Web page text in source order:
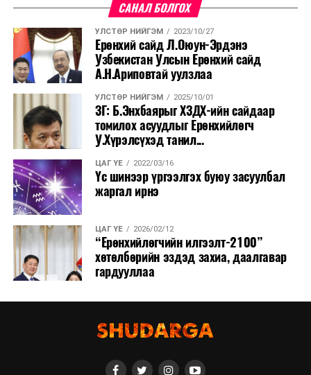
САНАЛ БОЛГОХ
УЛСТӨР НИЙГЭМ 2023/10/27
Ерөнхий cайд Л.Оюун-Эрдэнэ
Узбекистан Улсын Ерөнхий cайд
А.Н.Ариповтай уулзлаа
УЛСТӨР НИЙГЭМ 2025/10/01
ЗГ: Б.Энхбаярыг ХЗДХ-ийн сайдаар
томилох асуудлыг Ерөнхийлөгч
У.Хүрэлсүхэд танил...
ЦАГ ҮЕ 2022/03/16
Үс шинээр үргээлгэх буюу засуулбал
жаргал ирнэ
ЦАГ ҮЕ 2026/02/12
“Ерөнхийлөгчийн илгээлт-2100”
хөтөлбөрийн эздэд захиа, даалгавар
гардууллаа